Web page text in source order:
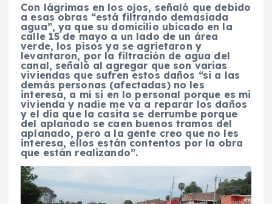
Con lágrimas en los ojos, señaló que debido
a esas obras “está filtrando demasiada
agua”, ya que su domicilio ubicado en la
calle 15 de mayo a un lado de un área
verde, los pisos ya se agrietaron y
levantaron, por la filtración de agua del
canal, señaló al agregar que son varias
viviendas que sufren estos daños “si a las
demás personas (afectadas) no les
interesa, a mí si en lo personal porque es mi
vivienda y nadie me va a reparar los daños
y el día que la casita se derrumbe porque
del aplanado se caen buenos tramos del
aplanado, pero a la gente creo que no les
interesa, ellos están contentos por la obra
que están realizando”.